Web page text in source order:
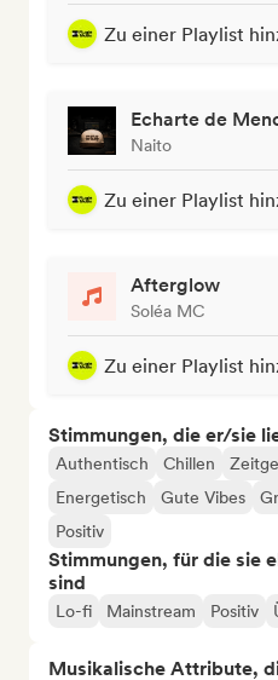
Zu einer Playlist
Echarte de
Naito
Zu einer Playlist
Afterglow
Soléa MC
Zu einer Playlist
Stimmungen, die er/sie
Authentisch Chillen
Energetisch
Gute Vibes
Positiv
Stimmungen, für die sie
sind
Lo-fi Mainstream Positiv
Musikalische Attribute,